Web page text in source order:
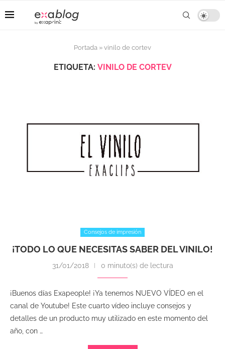
Portada » vinilo de cortev
ETIQUETA: VINILO DE CORTEV
Consejos de impresión
¡TODO LO QUE NECESITAS SABER DEL VINILO!
31/01/2018 0 minuto(s) de lectura
¡Buenos días Exapeople! ¡Ya tenemos NUEVO VÍDEO en el
canal de Youtube! Este cuarto vídeo incluye consejos y
detalles de un producto muy utilizado en este momento del
año, con …